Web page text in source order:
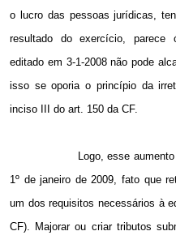
o lucro das pessoas jurídicas,
resultado do exercício, parece
editado em 3-1-2008 não pode
isso se oporia o princípio da
inciso III do art. 150 da CF.
Logo, esse
1º de janeiro de 2009, fato que
um dos requisitos necessários à
CF). Majorar ou criar tributos